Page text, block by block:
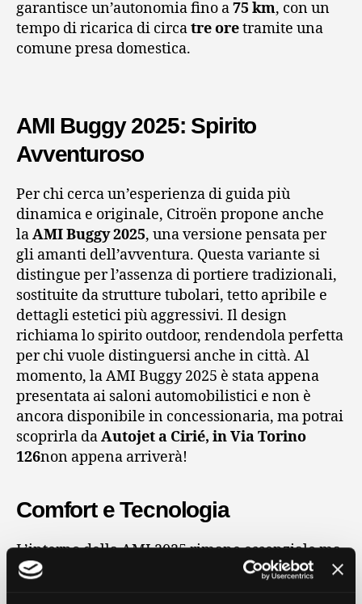
garantisce un’autonomia fino a75 km, con un
tempo di ricarica di circatre oretramite una
comune presa domestica.
AMI Buggy 2025: Spirito
Avventuroso
Per chi cerca un’esperienza di guida più
dinamica e originale, Citroën propone anche
laAMI Buggy 2025, una versione pensata per
gli amanti dell’avventura. Questa variante si
distingue per l’assenza di portiere tradizionali,
sostituite da strutture tubolari, tetto apribile e
dettagli estetici più aggressivi. Il design
richiama lo spirito outdoor, rendendola perfetta
per chi vuole distinguersi anche in città. Al
momento, la AMI Buggy 2025 è stata appena
presentata ai saloni automobilistici e non è
ancora disponibile in concessionaria, ma potrai
scoprirla daAutojet a Cirié, in Via Torino
126non appena arriverà!
Comfort e Tecnologia
L’interno della AMI 2025 rimane essenziale ma
funzionale, con nuove opzioni di